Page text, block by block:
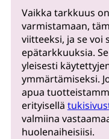
Vaikka tarkkuus
varmistamaan,
viitteeksi, ja se voi
epätarkkuuksia.
yleisesti
ymmärtämiseksi.
apua
erityisellä
valmiina
huolenaiheisiisi.